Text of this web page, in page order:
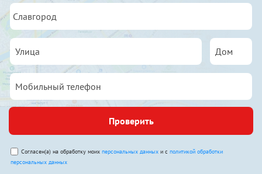
Проверить
Согласен(а) на обработку моих персональных данных и с политикой обработки
персональных данных